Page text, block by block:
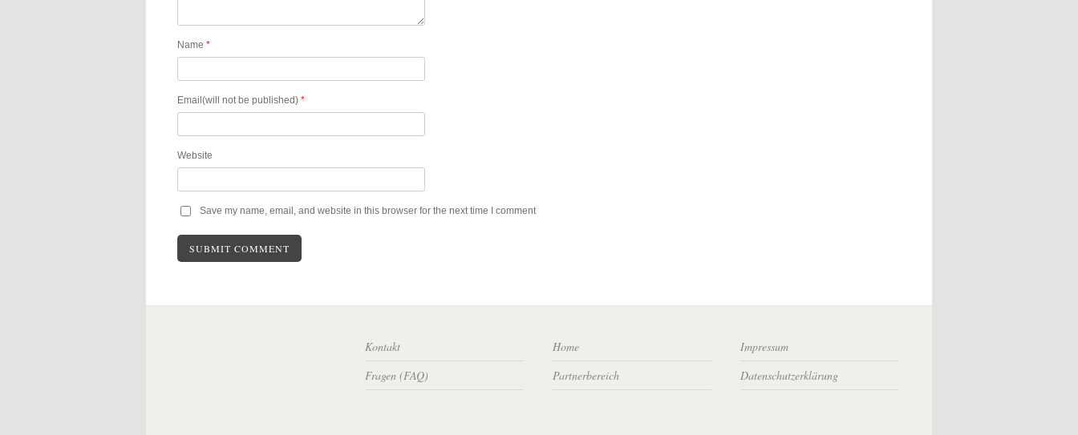
Name*
Email(will not be published)*
Website
Save my name, email, and website in this browser for the next time I comment
Kontakt
Fragen (FAQ)
Home
Partnerbereich
Impressum
Datenschutzerklärung